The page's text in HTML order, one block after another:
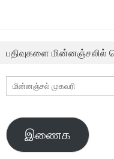
பதிவுகளை மின்னஞ்சலில்
மின்னஞ்சல்
முகவரி
இணைக